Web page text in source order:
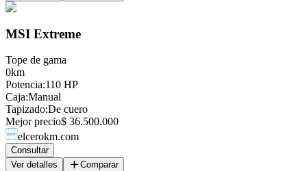
MSI Extreme
Tope de gama
0km
Potencia:110 HP
Caja:Manual
Tapizado:De cuero
Mejor precio$ 36.500.000
elcerokm.com
Consultar
Ver detalles
Comparar